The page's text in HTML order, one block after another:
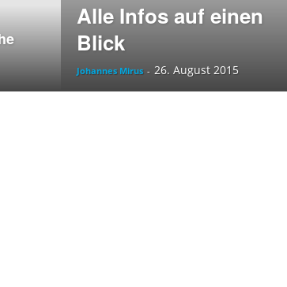
Alle Infos auf einen
Blick
Johannes Mirus - 26. August 2015